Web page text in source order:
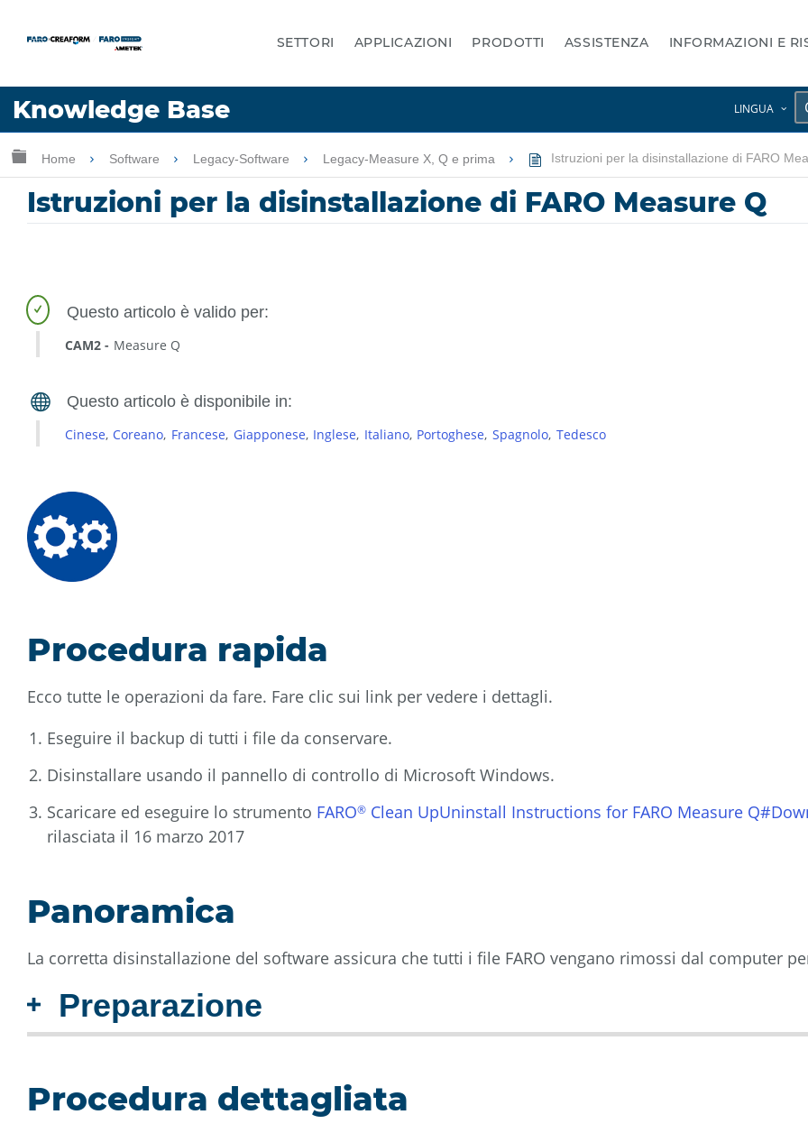
SETTORI APPLICAZIONI PRODOTTI ASSISTENZA INFORMAZIONI E
Knowledge Base LINGUA
Lingua
Ingrandisci/riduci gerarchia globale
Home Software Legacy-Software Legacy-Measure X, Q e prima Istruzioni per la disinstallazione di FARO
Istruzioni per la disinstallazione di FARO Measure Q
CAM2 Measure Q
Cinese Coreano Francese Giapponese Inglese Italiano Portoghese Spagnolo Tedesco
Procedura rapida
Ecco tutte le operazioni da fare. Fare clic sui link per vedere i dettagli.
Eseguire il backup di tutti i file da conservare.
Disinstallare usando il pannello di controllo di Microsoft Windows.
Scaricare ed eseguire lo strumento FARO® Clean UpUninstall Instructions for FARO Measure
rilasciata il 16 marzo 2017
Panoramica
La corretta disinstallazione del software assicura che tutti i file FARO vengano rimossi dal computer
Preparazione
Procedura dettagliata